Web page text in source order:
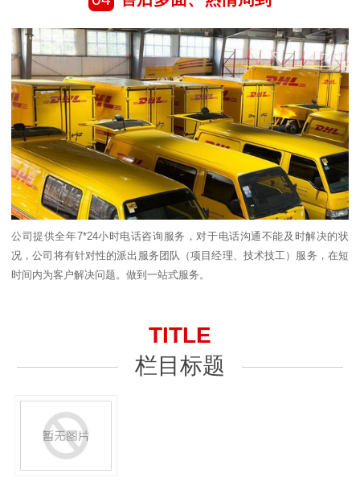
公司提供全年7*24小时电话咨询服务，对于电话沟通不能及时解决的状
况，公司将有针对性的派出服务团队（项目经理、技术技工）服务，在短
时间内为客户解决问题。做到一站式服务。
TITLE
栏目标题